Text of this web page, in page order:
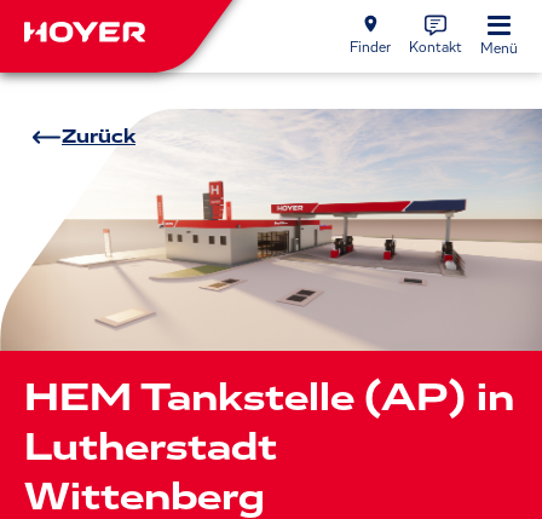
Finder Kontakt Menü
Zurück
HEM Tankstelle (AP) in
Lutherstadt
Wittenberg